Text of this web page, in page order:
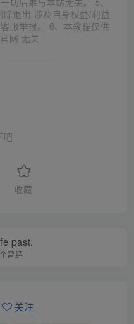
退出 涉及自身权益/利益
服举报。 6、本教程仅供
网 无关
吧
收藏
past.
曾经
关注